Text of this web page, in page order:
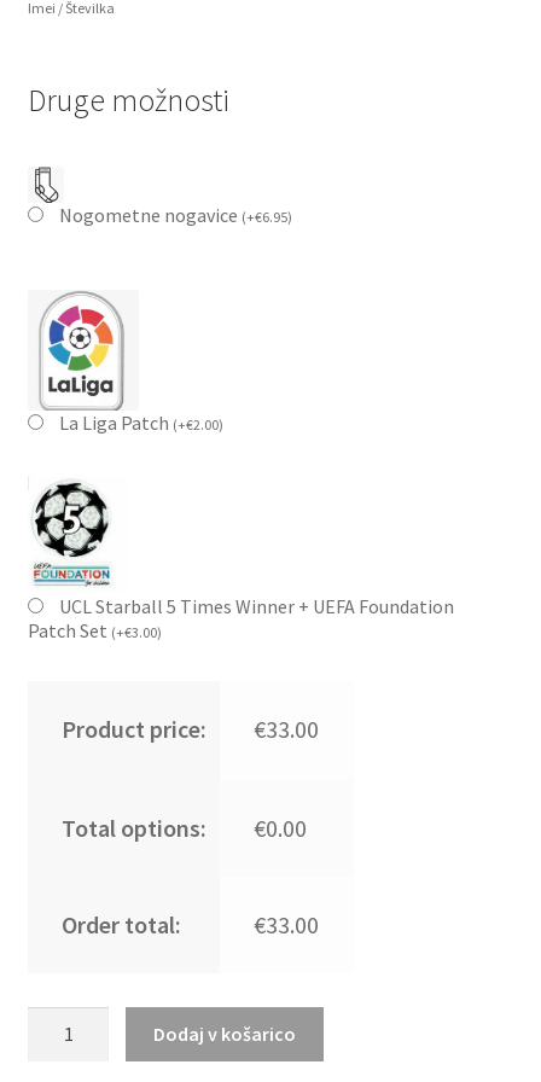
Imei / Številka
Druge možnosti
Nogometne nogavice (+€6.95)
La Liga Patch (+€2.00)
UCL Starball 5 Times Winner + UEFA Foundation
Patch Set (+€3.00)
Product price: €33.00
Total options: €0.00
Order total: €33.00
Dodaj v košarico